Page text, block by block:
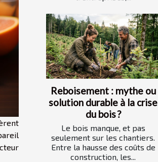
Reboisement : mythe ou
solution durable à la crise
du bois ?
Le bois manque, et pas
seulement sur les chantiers.
Entre la hausse des coûts de
construction, les...